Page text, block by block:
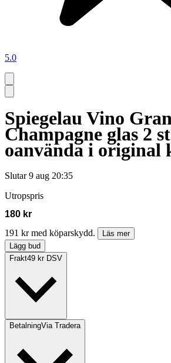
5.0
Spiegelau Vino
Champagne glas 2
oanvända i original
Slutar 9 aug 20:35
Utropspris
180 kr
191 kr med köparskydd.
Läs mer
Lägg bud
Frakt49 kr DSV
BetalningVia Tradera